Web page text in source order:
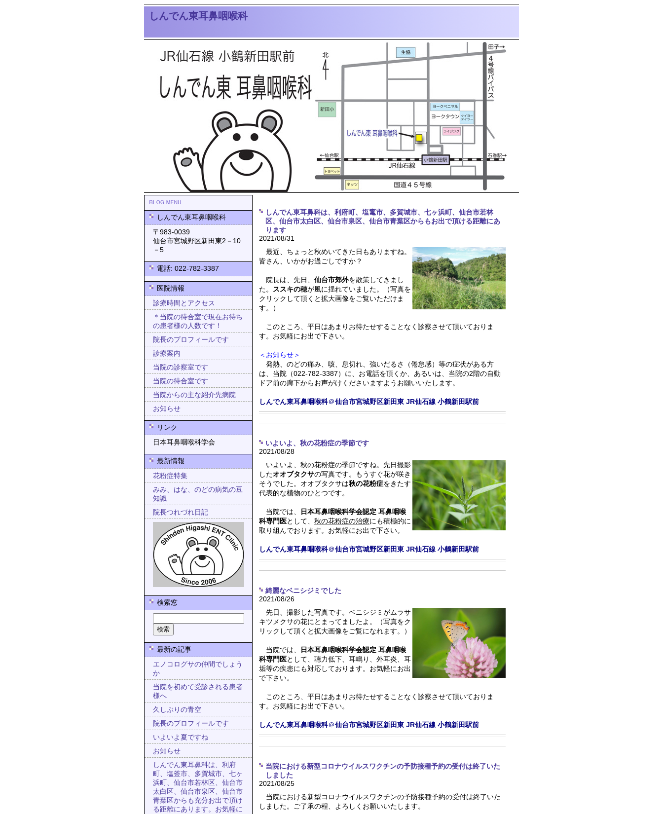
しんでん東耳鼻咽喉科
しんでん東耳鼻咽喉科
〒983-0039
仙台市宮城野区新田東2－10
－5
電話: 022-782-3387
医院情報
診療時間とアクセス
＊当院の待合室で現在お待ち
の患者様の人数です！
院長のプロフィールです
診療案内
当院の診察室です
当院の待合室です
当院からの主な紹介先病院
お知らせ
リンク
日本耳鼻咽喉科学会
最新情報
花粉症特集
みみ、はな、のどの病気の豆
知識
院長つれづれ日記
検索窓
最新の記事
エノコログサの仲間でしょう
か
当院を初めて受診される患者
様へ
久しぶりの青空
院長のプロフィールです
いよいよ夏ですね
お知らせ
しんでん東耳鼻科は、利府
町、塩釜市、多賀城市、七ヶ
浜町、仙台市若林区、仙台市
太白区、仙台市泉区、仙台市
青葉区からも充分お出で頂け
る距離にあります。お気軽に
しんでん東耳鼻科は、利府町、塩竃市、多賀城市、七ヶ浜町、仙台市若林
区、仙台市太白区、仙台市泉区、仙台市青葉区からもお出で頂ける距離にあ
ります
2021/08/31
最近、ちょっと秋めいてきた日もありますね。
皆さん、いかがお過ごしですか？
院長は、先日、 仙台市郊外を散策してきまし
た。
ススキの穂が風に揺れていました。（写真を
クリックして頂くと拡大画像をご覧いただけま
す。）
このところ、平日はあまりお待たせすることなく診察させて頂いておりま
す。お気軽にお出で下さい。
＜お知らせ＞
発熱、のどの痛み、咳、息切れ、強いだるさ（倦怠感）等の症状がある方
は、当院（022-782-3387）に、お電話を頂くか、あるいは、当院の2階の自動
ドア前の廊下からお声がけくださいますようお願いいたします。
しんでん東耳鼻咽喉科＠仙台市宮城野区新田東 JR仙石線 小鶴新田駅前
いよいよ、秋の花粉症の季節です
2021/08/28
いよいよ、秋の花粉症の季節ですね。先日撮影
したオオブタクサの写真です。もうすぐ花が咲き
そうでした。オオブタクサは秋の花粉症をきたす
代表的な植物のひとつです。
当院では、
日本耳鼻咽喉科学会認定 耳鼻咽喉
科専門医として、 秋の花粉症の治療にも積極的に
取り組んでおります。お気軽にお出で下さい。
しんでん東耳鼻咽喉科＠仙台市宮城野区新田東 JR仙石線 小鶴新田駅前
綺麗なベニシジミでした
2021/08/26
先日、撮影した写真です。ベニシジミがムラサ
キツメクサの花にとまってましたよ。（写真をク
リックして頂くと拡大画像をご覧になれます。）
当院では、
日本耳鼻咽喉科学会認定 耳鼻咽喉
科専門医として、聴力低下、耳鳴り、外耳炎、耳
垢等の疾患にも対応しております。お気軽にお出
で下さい。
このところ、平日はあまりお待たせすることなく診察させて頂いておりま
す。お気軽にお出で下さい。
しんでん東耳鼻咽喉科＠仙台市宮城野区新田東 JR仙石線 小鶴新田駅前
当院における新型コロナウイルスワクチンの予防接種予約の受付は終了いた
しました
2021/08/25
当院における新型コロナウイルスワクチンの予防接種予約の受付は終了いた
しました。ご了承の程、よろしくお願いいたします。